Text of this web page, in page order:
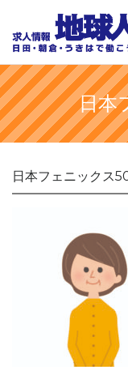
日本
日本フェニックス